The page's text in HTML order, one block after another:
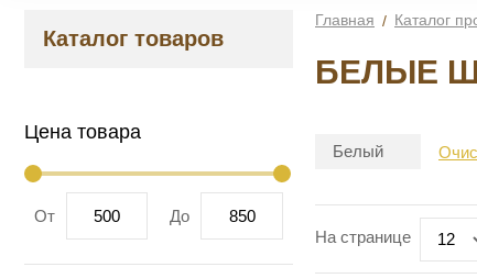
Главная Каталог
БЕЛЫЕ
Белый
На странице 12
Каталог товаров
Цена товара
От До